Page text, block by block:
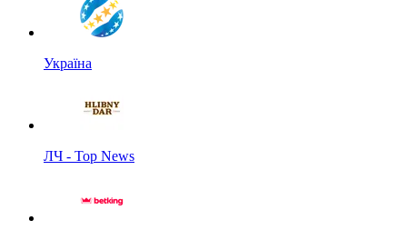
Україна
ЛЧ - Top News